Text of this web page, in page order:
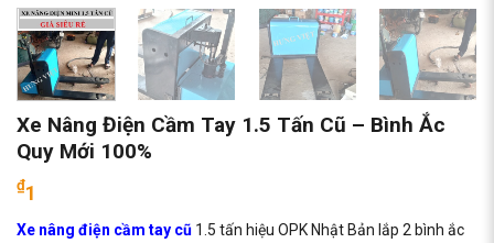
Xe Nâng Điện Cầm Tay 1.5 Tấn Cũ – Bình Ắc
Quy Mới 100%
₫1
Xe nâng điện cầm tay cũ 1.5 tấn hiệu OPK Nhật Bản lắp 2 bình ắc